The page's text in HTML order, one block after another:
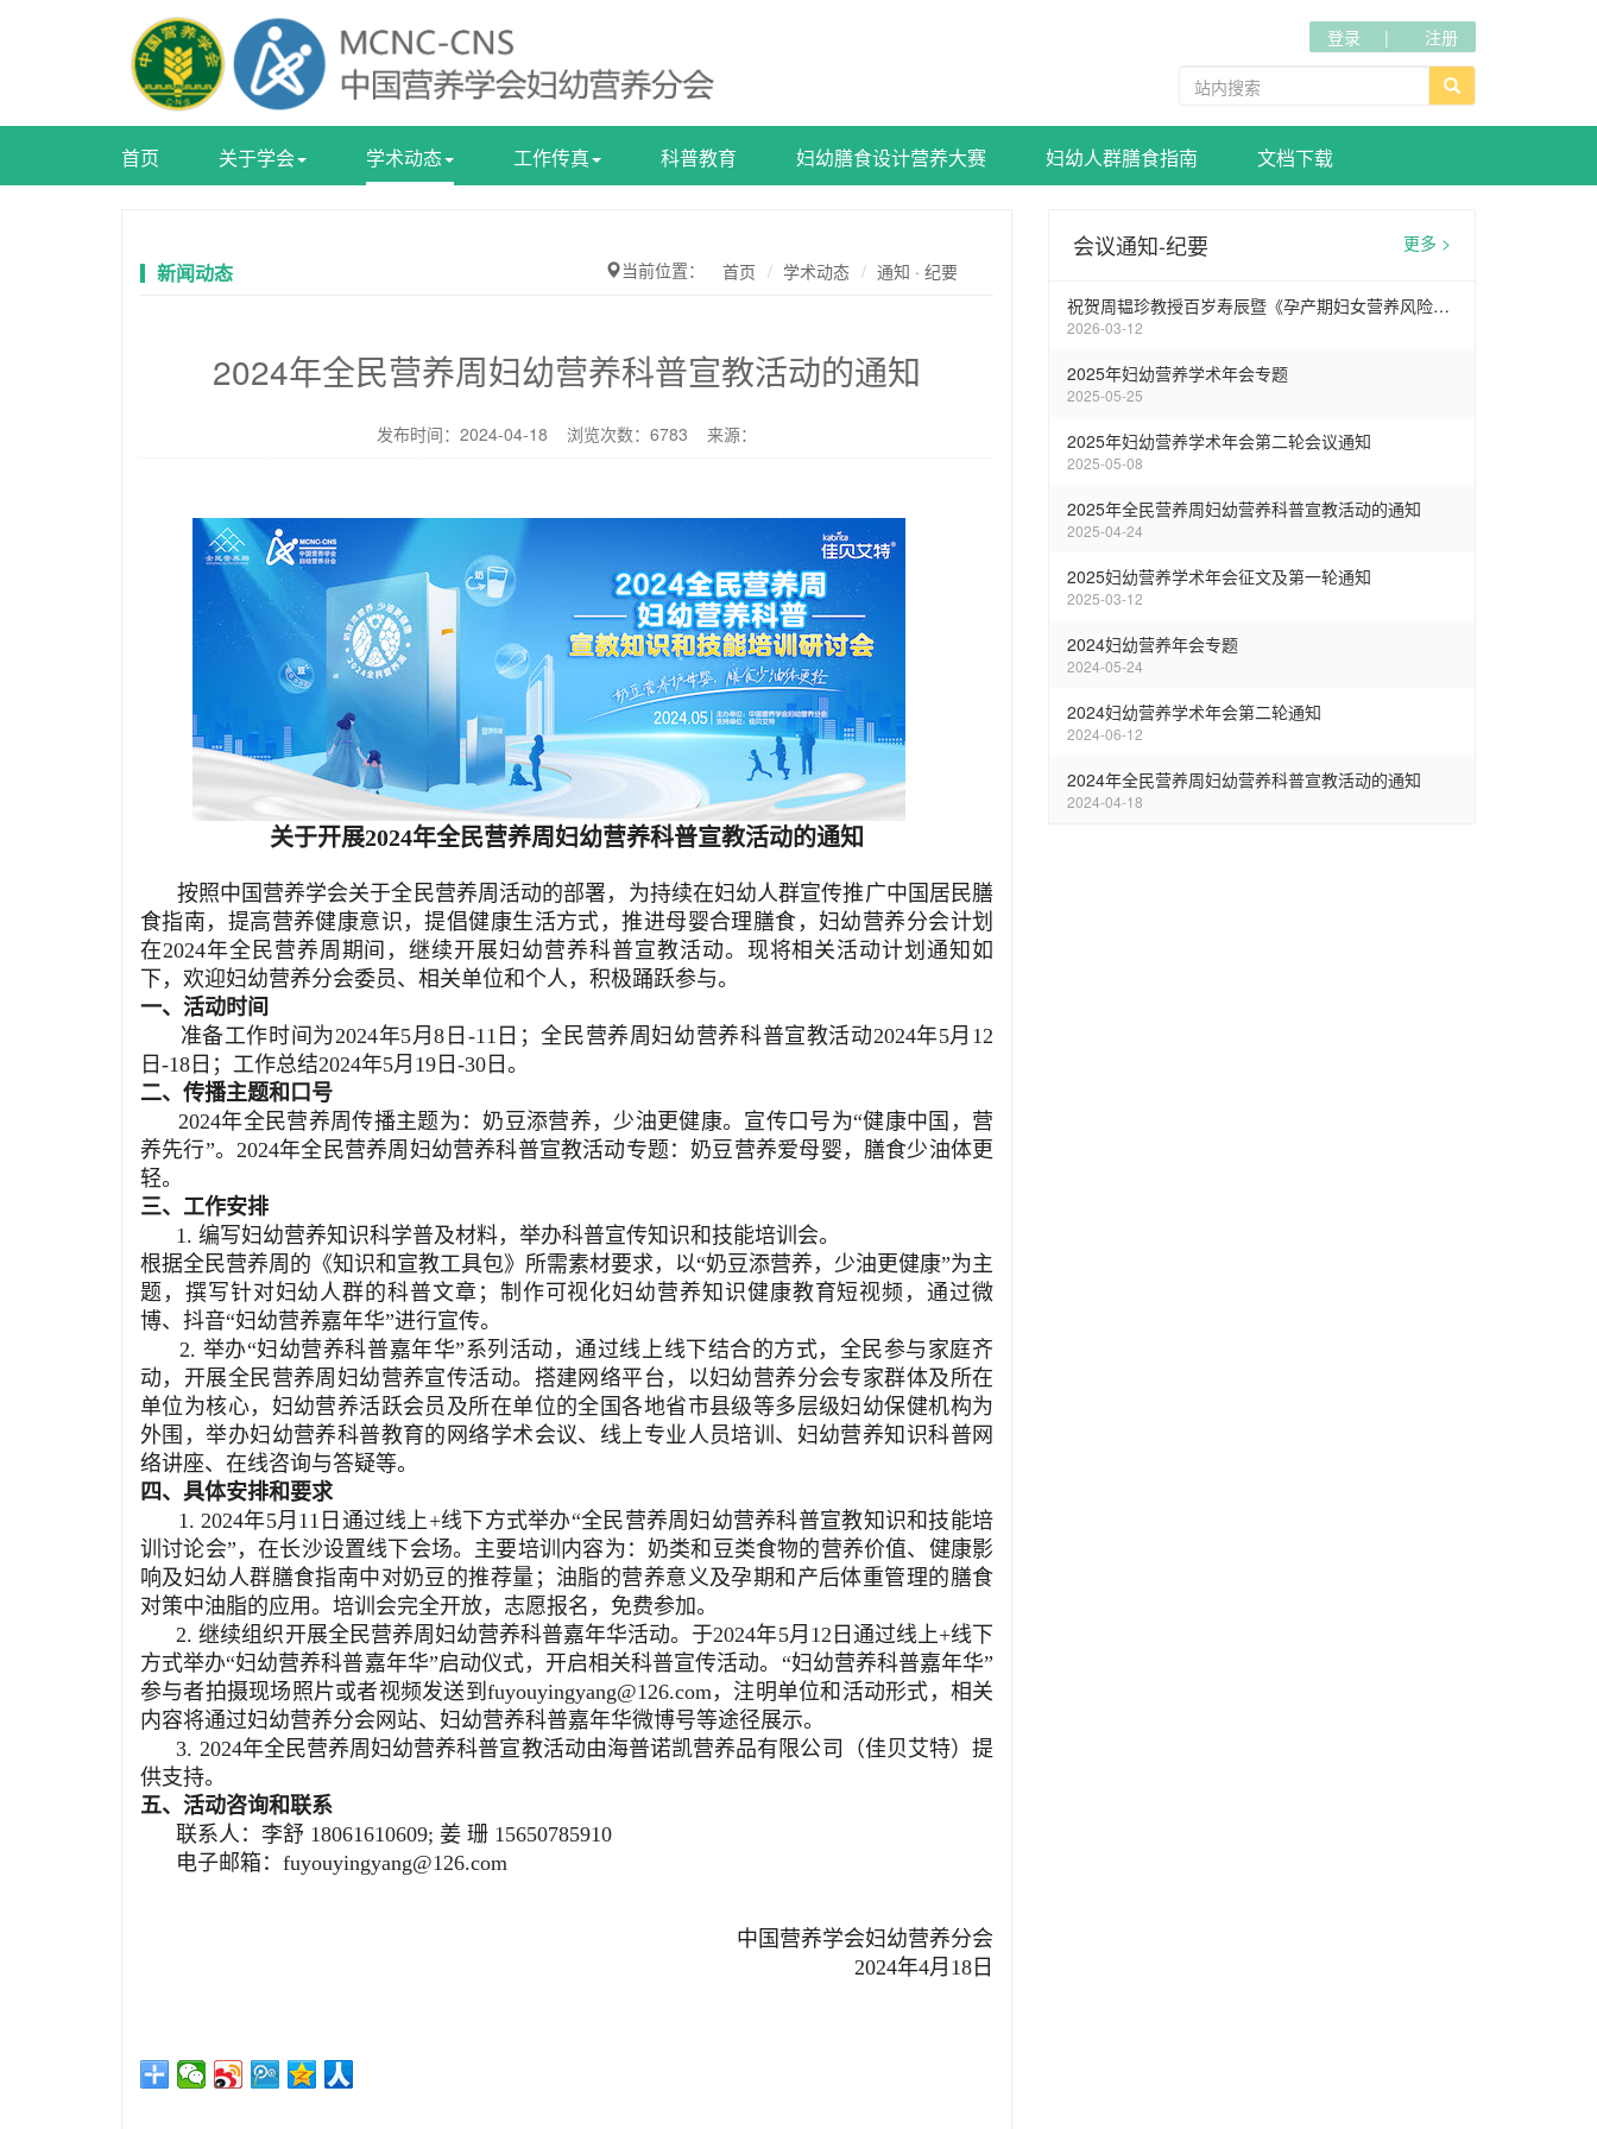
登录 注册
首页 关于学会 学术动态 工作传真 科普教育 妇幼膳食设计营养大赛 妇幼人群膳食指南 文档下载
当前位置： 首页 学术动态 通知 · 纪要
新闻动态
2024年全民营养周妇幼营养科普宣教活动的通知
发布时间：2024-04-18 浏览次数： 6783 来源：
关于开展2024年全民营养周妇幼营养科普宣教活动的通知
按照中国营养学会关于全民营养周活动的部署，为持续在妇幼人群宣传推广中国居民膳
食指南，提高营养健康意识，提倡健康生活方式，推进母婴合理膳食，妇幼营养分会计划
在2024年全民营养周期间，继续开展妇幼营养科普宣教活动。现将相关活动计划通知如
下，欢迎妇幼营养分会委员、相关单位和个人，积极踊跃参与。
一、活动时间
准备工作时间为2024年5月8日-11日；全民营养周妇幼营养科普宣教活动2024年5月12
日-18日；工作总结2024年5月19日-30日。
二、传播主题和口号
2024年全民营养周传播主题为：奶豆添营养，少油更健康。宣传口号为“健康中国，营
养先行”。2024年全民营养周妇幼营养科普宣教活动专题：奶豆营养爱母婴，膳食少油体更
轻。
三、工作安排
1. 编写妇幼营养知识科学普及材料，举办科普宣传知识和技能培训会。
根据全民营养周的《知识和宣教工具包》所需素材要求，以“奶豆添营养，少油更健康”为主
题，撰写针对妇幼人群的科普文章；制作可视化妇幼营养知识健康教育短视频，通过微
博、抖音“妇幼营养嘉年华”进行宣传。
2. 举办“妇幼营养科普嘉年华”系列活动，通过线上线下结合的方式，全民参与家庭齐
动，开展全民营养周妇幼营养宣传活动。搭建网络平台，以妇幼营养分会专家群体及所在
单位为核心，妇幼营养活跃会员及所在单位的全国各地省市县级等多层级妇幼保健机构为
外围，举办妇幼营养科普教育的网络学术会议、线上专业人员培训、妇幼营养知识科普网
络讲座、在线咨询与答疑等。
四、具体安排和要求
1. 2024年5月11日通过线上+线下方式举办“全民营养周妇幼营养科普宣教知识和技能培
训讨论会”，在长沙设置线下会场。主要培训内容为：奶类和豆类食物的营养价值、健康影
响及妇幼人群膳食指南中对奶豆的推荐量；油脂的营养意义及孕期和产后体重管理的膳食
对策中油脂的应用。培训会完全开放，志愿报名，免费参加。
2. 继续组织开展全民营养周妇幼营养科普嘉年华活动。于2024年5月12日通过线上+线下
方式举办“妇幼营养科普嘉年华”启动仪式，开启相关科普宣传活动。“妇幼营养科普嘉年华”
参与者拍摄现场照片或者视频发送到fuyouyingyang@126.com，注明单位和活动形式，相关
内容将通过妇幼营养分会网站、妇幼营养科普嘉年华微博号等途径展示。
3. 2024年全民营养周妇幼营养科普宣教活动由海普诺凯营养品有限公司（佳贝艾特）提
供支持。
五、活动咨询和联系
联系人：李舒 18061610609; 姜 珊 15650785910
电子邮箱：fuyouyingyang@126.com
中国营养学会妇幼营养分会
2024年4月18日
会议通知-纪要 更多 >
祝贺周韫珍教授百岁寿辰暨《孕产期妇女营养风险筛查标准》专家讨论会在武汉圆满召开
2026-03-12
2025年妇幼营养学术年会专题
2025-05-25
2025年妇幼营养学术年会第二轮会议通知
2025-05-08
2025年全民营养周妇幼营养科普宣教活动的通知
2025-04-24
2025妇幼营养学术年会征文及第一轮通知
2025-03-12
2024妇幼营养年会专题
2024-05-24
2024妇幼营养学术年会第二轮通知
2024-06-12
2024年全民营养周妇幼营养科普宣教活动的通知
2024-04-18